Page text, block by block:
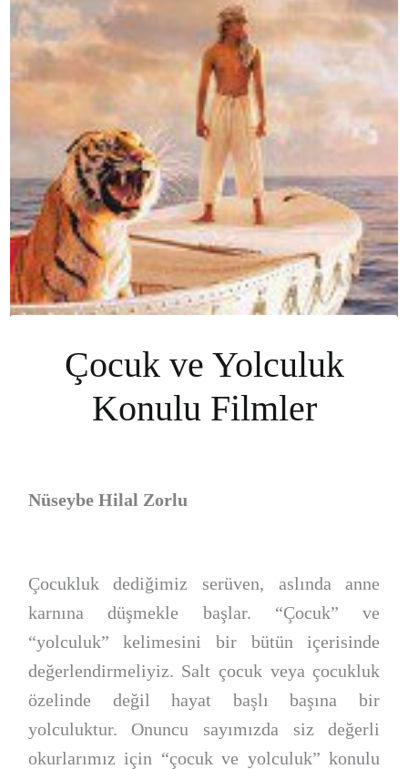
Çocuk ve Yolculuk
Konulu Filmler
Nüseybe Hilal Zorlu
Çocukluk dediğimiz serüven, aslında anne
karnına düşmekle başlar. “Çocuk” ve
“yolculuk” kelimesini bir bütün içerisinde
değerlendirmeliyiz. Salt çocuk veya çocukluk
özelinde değil hayat başlı başına bir
yolculuktur. Onuncu sayımızda siz değerli
okurlarımız için “çocuk ve yolculuk” konulu